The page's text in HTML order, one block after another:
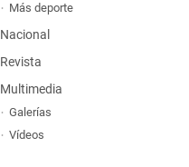
Más deporte
Nacional
Revista
Multimedia
Galerías
Vídeos